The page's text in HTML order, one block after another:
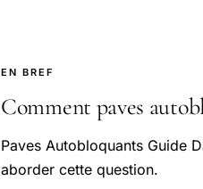
EN BREF
Comment paves
Paves Autobloquants Guide
aborder cette question.